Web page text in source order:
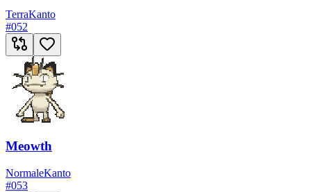
TerraKanto
#052
Meowth
NormaleKanto
#053